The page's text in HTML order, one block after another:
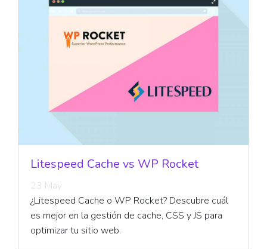
Litespeed Cache vs WP Rocket
23 May
¿Litespeed Cache o WP Rocket? Descubre cuál
es mejor en la gestión de cache, CSS y JS para
optimizar tu sitio web.